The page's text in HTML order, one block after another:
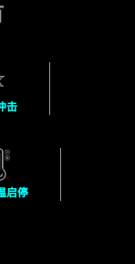
击
启停